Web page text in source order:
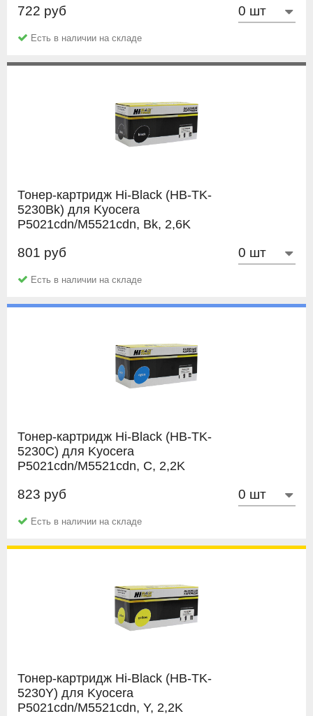
NetProduct
722 руб
Есть в наличии на складе
Тонер-картридж Hi-Black (HB-TK-
5230Bk) для Kyocera
P5021cdn/M5521cdn, Bk, 2,6K
Hi-Black
801 руб
Есть в наличии на складе
Тонер-картридж Hi-Black (HB-TK-
5230C) для Kyocera
P5021cdn/M5521cdn, C, 2,2K
Hi-Black
823 руб
Есть в наличии на складе
Тонер-картридж Hi-Black (HB-TK-
5230Y) для Kyocera
P5021cdn/M5521cdn, Y, 2,2K